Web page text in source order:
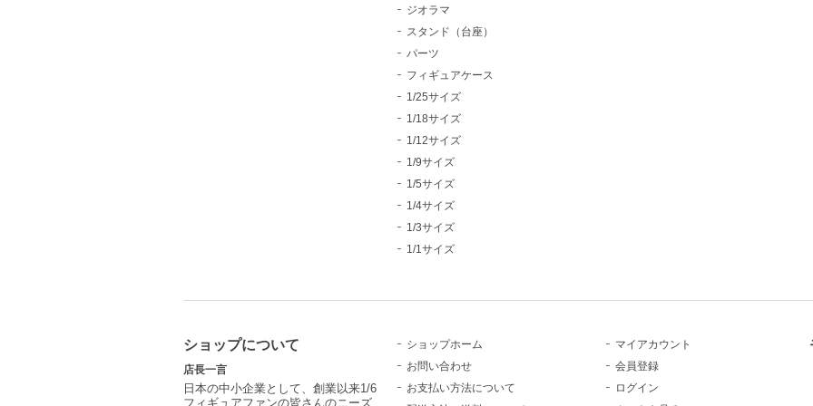
ジオラマ
スタンド（台座）
パーツ
フィギュアケース
1/25サイズ
1/18サイズ
1/12サイズ
1/9サイズ
1/5サイズ
1/4サイズ
1/3サイズ
1/1サイズ
ショップについて
店長一言
日本の中小企業として、創業以来1/6
フィギュアファンの皆さんのニーズ
ショップホーム
お問い合わせ
お支払い方法について
マイアカウント
会員登録
ログイン